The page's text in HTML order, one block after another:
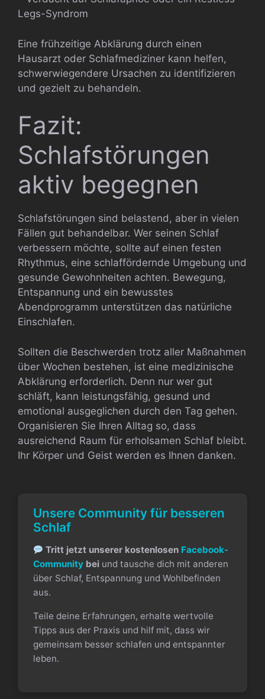
Legs-Syndrom
Eine frühzeitige Abklärung durch einen
Hausarzt oder Schlafmediziner kann helfen,
schwerwiegendere Ursachen zu identifizieren
und gezielt zu behandeln.
Fazit:
Schlafstörungen
aktiv begegnen
Schlafstörungen sind belastend, aber in vielen
Fällen gut behandelbar. Wer seinen Schlaf
verbessern möchte, sollte auf einen festen
Rhythmus, eine schlaffördernde Umgebung und
gesunde Gewohnheiten achten. Bewegung,
Entspannung und ein bewusstes
Abendprogramm unterstützen das natürliche
Einschlafen.
Sollten die Beschwerden trotz aller Maßnahmen
über Wochen bestehen, ist eine medizinische
Abklärung erforderlich. Denn nur wer gut
schläft, kann leistungsfähig, gesund und
emotional ausgeglichen durch den Tag gehen.
Organisieren Sie Ihren Alltag so, dass
ausreichend Raum für erholsamen Schlaf bleibt.
Ihr Körper und Geist werden es Ihnen danken.
Unsere Community für besseren
Schlaf
Tritt jetzt unserer kostenlosen Facebook-
Communitybeiund tausche dich mit anderen
über Schlaf, Entspannung und Wohlbefinden
aus.
Teile deine Erfahrungen, erhalte wertvolle
Tipps aus der Praxis und hilf mit, dass wir
gemeinsam besser schlafen und entspannter
leben.